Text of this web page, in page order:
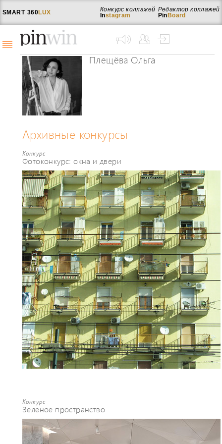
SMART 360LUX
Редактор коллажей
Pin Board
Конкурс коллажей
Instagram
Плещёва Ольга
Архивные конкурсы
Конкурс
Фотоконкурс: окна и двери
Конкурс
Зеленое пространство